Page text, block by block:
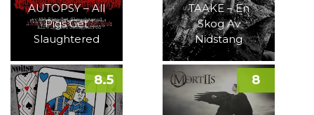
AUTOPSY – All
Pigs Get
Slaughtered
TAAKE – En
Skog Av
Nidstang
8.5 8